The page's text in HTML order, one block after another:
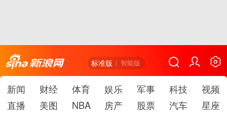
标准版 智能版
新闻 财经 体育 娱乐 军事 科技
视频
直播
美图 NBA 房产 股票 汽车
星座